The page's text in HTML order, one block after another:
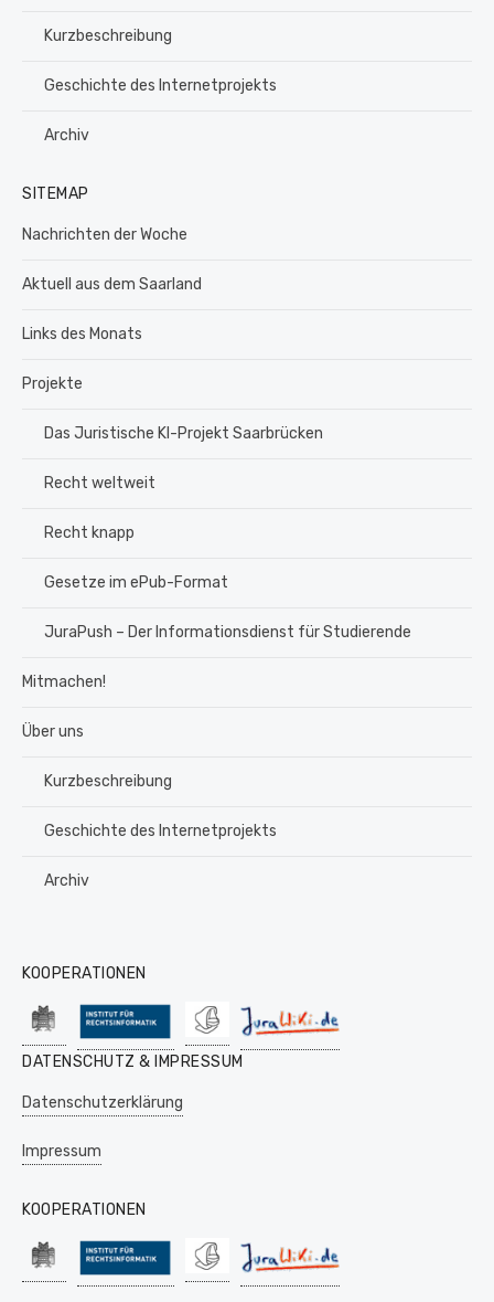
Kurzbeschreibung
Geschichte des Internetprojekts
Archiv
SITEMAP
Nachrichten der Woche
Aktuell aus dem Saarland
Links des Monats
Projekte
Das Juristische KI-Projekt Saarbrücken
Recht weltweit
Recht knapp
Gesetze im ePub-Format
JuraPush – Der Informationsdienst für Studierende
Mitmachen!
Über uns
Kurzbeschreibung
Geschichte des Internetprojekts
Archiv
KOOPERATIONEN
DATENSCHUTZ & IMPRESSUM
Datenschutzerklärung
Impressum
KOOPERATIONEN